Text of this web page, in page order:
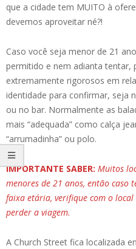
que a cidade tem MUITO à
devemos aproveitar né?!
Caso você seja menor de 21
permitido e nem adianta tentar,
extremamente rigorosos em
identidade para confirmar, seja
ou no bar. Normalmente as
mais “adequada” como calça
“arrumadinha” ou polo.
IMPORTANTE SABER: Muitos
menores de 21 anos, então caso
faixa etária, verifique com o
perder a viagem.
A Church Street fica localizada